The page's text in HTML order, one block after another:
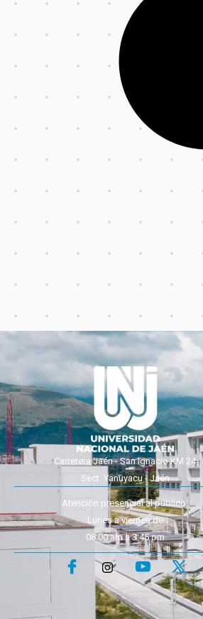
Carretera Jaén - San Ignacio KM 24
Sect. Yanuyacu - Jaén
Atención presencial al público:
Lunes a viernes de
08:00 am a 3:45 pm